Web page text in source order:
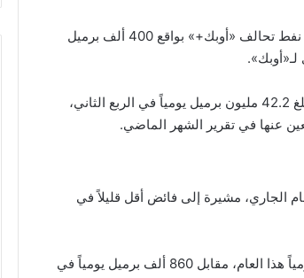
توقعت منظمة البلدان المصدرة للبترول «أوبك» أمس، تراجع الطلب العالمي على نفط تحالف «أوبك+» بواقع 400 ألف برميل
لـ«أوبك».
وقالت «أوبك» في تقريرها، إن متوسط ​​الطلب العالمي على خامات «أوبك+» سيبلغ 42.2 مليون برميل يومياً في الربع الثاني،
الجاري، مشيرة إلى فائض أقل قليلاً في
تتوقع الوكالة حالياً أن يرتفع الطلب العالمي على النفط بمقدار 930 ألف برميل يومياً هذا العام، مقابل 860 ألف برميل يومياً في